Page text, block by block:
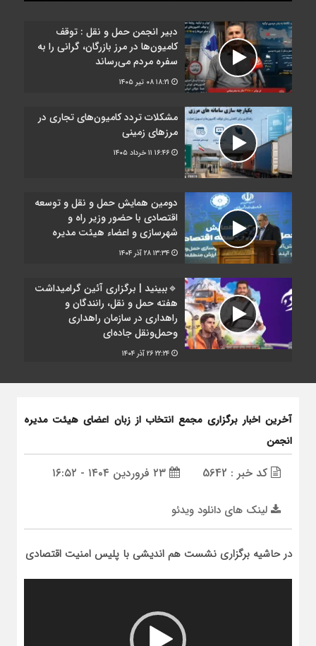
دبیر انجمن حمل‌ و نقل : توقف
کامیون‌ها در مرز بازرگان، گرانی را به
سفره مردم می‌رساند
۰۸ تیر ۱۴۰۵
مشکلات تردد کامیون‌های تجاری در
مرز‌های زمینی
۱۱ خرداد ۱۴۰۵
دومین همایش حمل و نقل و توسعه
اقتصادی با حضور وزیر راه و
شهرسازی و اعضاء هیئت مدیره
۲۸ آذر ۱۴۰۴
🔹ببینید | برگزاری آئین گرامیداشت
هفته حمل و نقل، رانندگان و
راهداری در سازمان راهداری
وحمل‌ونقل جاده‌ای
۲۶ آذر ۱۴۰۴
آخرین اخبار برگزاری مجمع انتخاب از زبان اعضای هیئت مدیره
انجمن
کد خبر : 5642
لینک های دانلود ویدئو
در حاشیه برگزاری نشست هم اندیشی با پلیس امنیت اقتصادی